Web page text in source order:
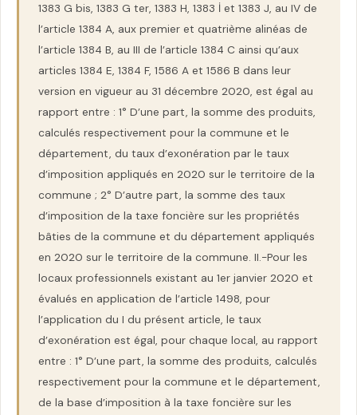
1383 G bis, 1383 G ter, 1383 H, 1383 İ et 1383 J, au IV de
l’article 1384 A, aux premier et quatrième alinéas de
l’article 1384 B, au III de l’article 1384 C ainsi qu’aux
articles 1384 E, 1384 F, 1586 A et 1586 B dans leur
version en vigueur au 31 décembre 2020, est égal au
rapport entre : 1° D’une part, la somme des produits,
calculés respectivement pour la commune et le
département, du taux d’exonération par le taux
d’imposition appliqués en 2020 sur le territoire de la
commune ; 2° D’autre part, la somme des taux
d’imposition de la taxe foncière sur les propriétés
bâties de la commune et du département appliqués
en 2020 sur le territoire de la commune. II.-Pour les
locaux professionnels existant au 1er janvier 2020 et
évalués en application de l’article 1498, pour
l’application du I du présent article, le taux
d’exonération est égal, pour chaque local, au rapport
entre : 1° D’une part, la somme des produits, calculés
respectivement pour la commune et le département,
de la base d’imposition à la taxe foncière sur les